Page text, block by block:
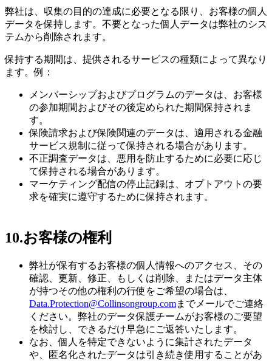
弊社は、収集の目的の達成に必要となる限り、お客様の個人
データを保持します。不要となった個人データは弊社のシス
テムから削除されます。
保持する期間は、提供されるサービスの種類によって異なり
ます。例：
メンバーシップおよびプログラムのデータは、お客様
の参加期間およびその後定められた期間保持されま
す。
保険請求および保険関連のデータは、適用される金融
サービス規制に従って保持される場合があります。
不正調査データは、悪用を防止するために必要に応じ
て保持される場合があります。
マーケティング配信の停止記録は、オプトアウトの要
求を確実に遵守するために保持されます。
10.お客様の権利
弊社が保有するお客様の個人情報へのアクセス、その
確認、更新、修正、もしくは削除、またはデータ主体
が持つその他の権利の行使をご希望の場合は、
Data.Protection@Collinsongroup.comまでメールでご連絡
ください。弊社のデータ保護チームがお客様のご要望
を検討し、できるだけ早急にご返答いたします。
なお、個人を特定できないように集計されたデータ
や、匿名化されたデータは引き続き使用することがあ